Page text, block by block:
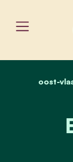
oost-